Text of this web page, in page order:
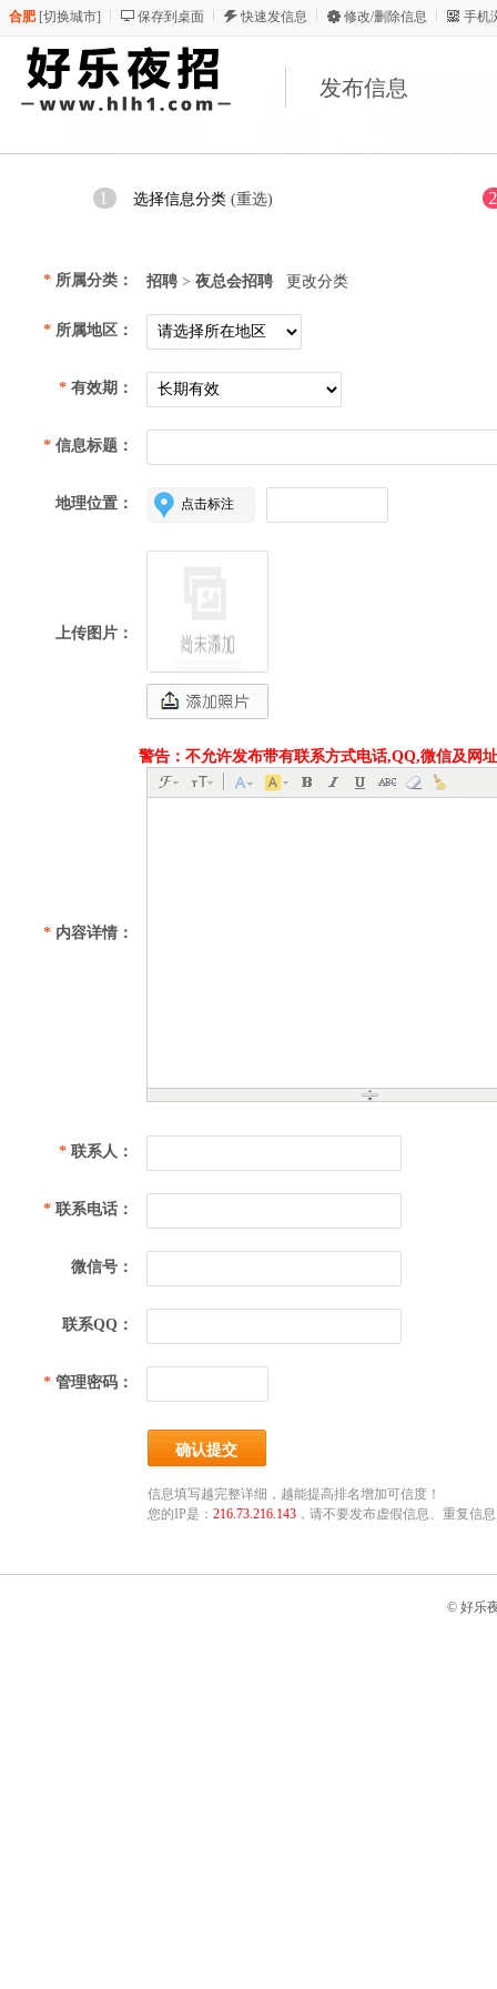
合肥[切换城市] 保存到桌面 快速发信息 修改/删除信息 手机
发布信息
1 选择信息分类(重选)
* 所属分类： 招聘 > 夜总会招聘 更改分类
* 所属地区：
* 有效期：
* 信息标题：
地理位置：
上传图片：
警告：不允许发布带有联系方式电话,QQ,微信及网
* 内容详情：
* 联系人：
* 联系电话：
微信号：
联系QQ：
* 管理密码：
信息填写越完整详细，越能提高排名增加可信度！
您的IP是： 216.73.216.143 ，请不要发布虚假信息、重复信息
© 好乐